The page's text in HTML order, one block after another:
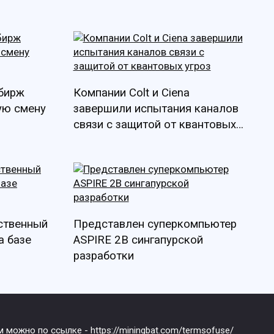
смену
Компании Colt и Ciena
завершили испытания каналов
связи с защитой от квантовых
базе
Представлен суперкомпьютер
ASPIRE 2B сингапурской
разработки
можно по ссылке - https://miningbat.com/termsofuse/